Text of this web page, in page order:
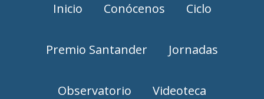
Inicio Conócenos Ciclo
Premio Santander Jornadas
Observatorio Videoteca